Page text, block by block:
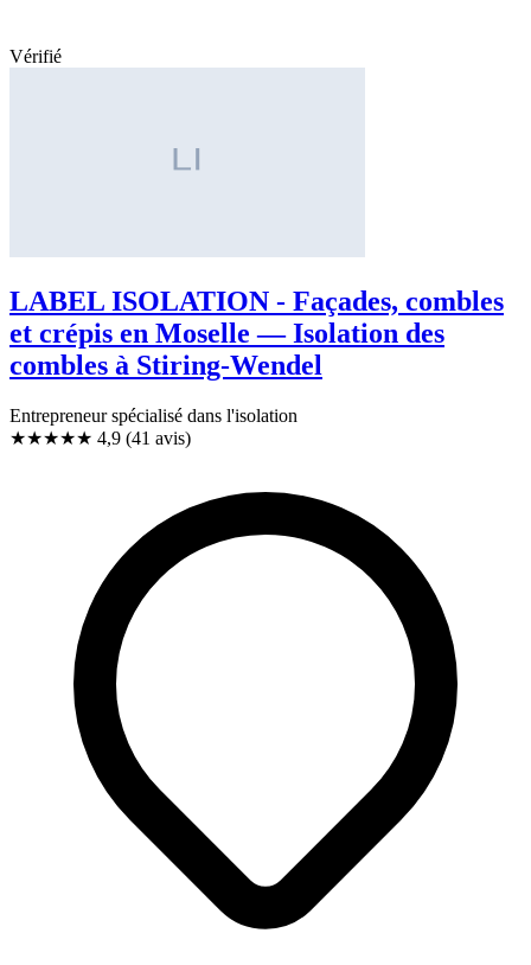
Vérifié
LABEL ISOLATION - Façades, combles
et crépis en Moselle — Isolation des
combles à Stiring-Wendel
Entrepreneur spécialisé dans l'isolation
★★★★★ 4,9 (41 avis)